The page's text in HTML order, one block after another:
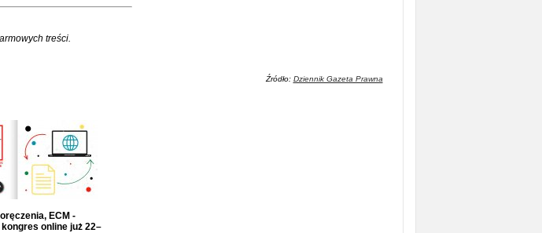
treści.
Źródło: Dziennik Gazeta Prawna
ECM -
kongres online już 22–